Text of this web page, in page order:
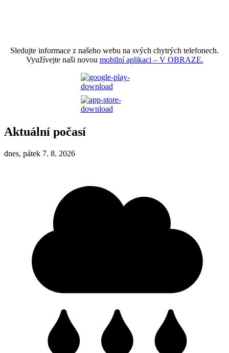
Sledujte informace z našeho webu na svých chytrých telefonech.
Využívejte naši novou mobilní aplikaci – V OBRAZE.
Aktuální počasí
dnes, pátek 7. 8. 2026